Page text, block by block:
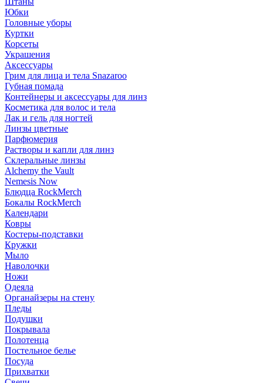
Юбки
Головные уборы
Куртки
Корсеты
Украшения
Аксессуары
Грим для лица и тела Snazaroo
Губная помада
Контейнеры и аксессуары для линз
Косметика для волос и тела
Лак и гель для ногтей
Линзы цветные
Парфюмерия
Растворы и капли для линз
Склеральные линзы
Alchemy the Vault
Nemesis Now
Блюдца RockMerch
Бокалы RockMerch
Календари
Ковры
Костеры-подставки
Кружки
Мыло
Наволочки
Ножи
Одеяла
Органайзеры на стену
Пледы
Подушки
Покрывала
Полотенца
Постельное белье
Посуда
Прихватки